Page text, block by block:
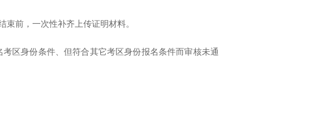
前，一次性补齐上传证明材料。
区身份条件、但符合其它考区身份报名条件而审核未通